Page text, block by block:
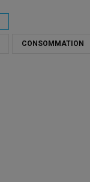
CONSOMMATION